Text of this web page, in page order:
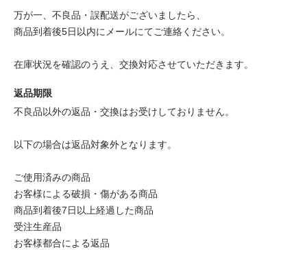
万が一、不良品・誤配送がございましたら、
商品到着後5日以内にメールにてご連絡ください。
在庫状況を確認のうえ、交換対応させていただきます。
返品期限
不良品以外の返品・交換はお受けしておりません。
以下の場合は返品対象外となります。
ご使用済みの商品
お客様による破損・傷がある商品
商品到着後7日以上経過した商品
受注生産品
お客様都合による返品